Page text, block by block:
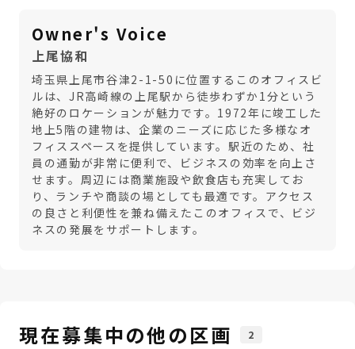
Owner's Voice
上尾協和
埼玉県上尾市谷津2-1-50に位置するこのオフィスビ
ルは、JR高崎線の上尾駅から徒歩わずか1分という
絶好のロケーションが魅力です。1972年に竣工した
地上5階の建物は、企業のニーズに応じた多様なオ
フィススペースを提供しています。駅近のため、社
員の通勤が非常に便利で、ビジネスの効率を向上さ
せます。周辺には商業施設や飲食店も充実してお
り、ランチや商談の場としても最適です。アクセス
の良さと利便性を兼ね備えたこのオフィスで、ビジ
ネスの発展をサポートします。
現在募集中の他の区画 2